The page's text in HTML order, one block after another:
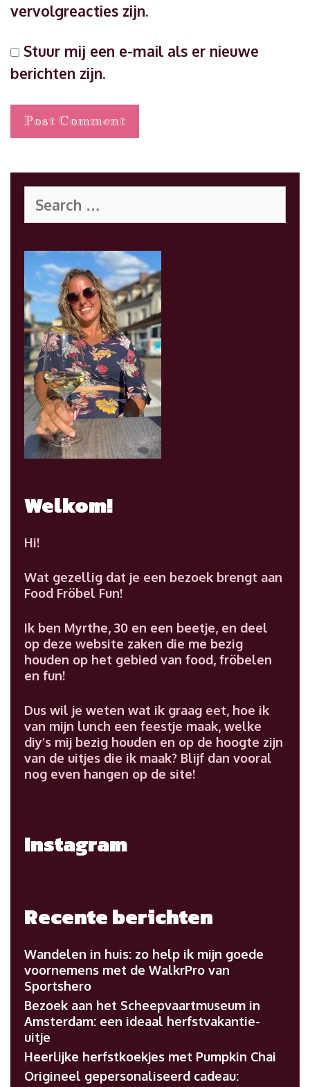
vervolgreacties zijn.
Stuur mij een e-mail als er nieuwe
berichten zijn.
for:
Welkom!
Hi!
Wat gezellig dat je een bezoek brengt aan
Food Fröbel Fun!
Ik ben Myrthe, 30 en een beetje, en deel
op deze website zaken die me bezig
houden op het gebied van food, fröbelen
en fun!
Dus wil je weten wat ik graag eet, hoe ik
van mijn lunch een feestje maak, welke
diy’s mij bezig houden en op de hoogte zijn
van de uitjes die ik maak? Blijf dan vooral
nog even hangen op de site!
Instagram
Recente berichten
Wandelen in huis: zo help ik mijn goede
voornemens met de WalkrPro van
Sportshero
Bezoek aan het Scheepvaartmuseum in
Amsterdam: een ideaal herfstvakantie-
uitje
Heerlijke herfstkoekjes met Pumpkin Chai
Origineel gepersonaliseerd cadeau: